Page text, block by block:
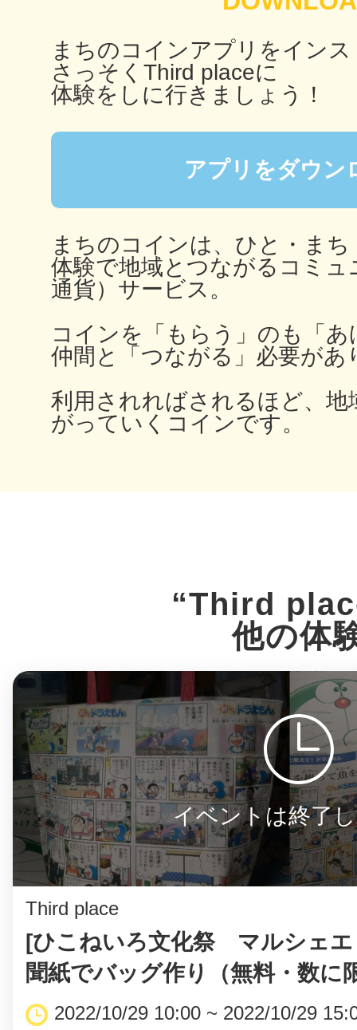
まちのコインアプリをイン
さっそくThird placeに
体験をしに行きましょう！
アプリをダウン
まちのコインは、ひと・ま
体験で地域とつながるコミュ
通貨）サービス。
コインを「もらう」のも「
仲間と「つながる」必要があ
利用されればされるほど、地
がっていくコインです。
“Third
他の体
イベントは終了
Third place
[ひこねいろ文化祭 マルシェ
聞紙でバッグ作り（無料・数に
2022/10/29 10:00 ~ 2022/10/29
日置
高知市
多度津
八尾
鎌倉
相模原
渋谷区